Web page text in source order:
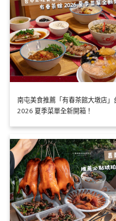
南屯美食推薦「有春茶館大墩店」
2026 夏季菜單全新開箱！